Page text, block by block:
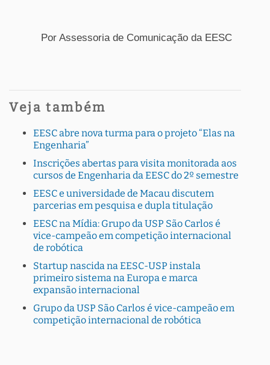
Por Assessoria de Comunicação da EESC
Veja também
EESC abre nova turma para o projeto “Elas na
Engenharia”
Inscrições abertas para visita monitorada aos
cursos de Engenharia da EESC do 2º semestre
EESC e universidade de Macau discutem
parcerias em pesquisa e dupla titulação
EESC na Mídia: Grupo da USP São Carlos é
vice-campeão em competição internacional
de robótica
Startup nascida na EESC-USP instala
primeiro sistema na Europa e marca
expansão internacional
Grupo da USP São Carlos é vice-campeão em
competição internacional de robótica